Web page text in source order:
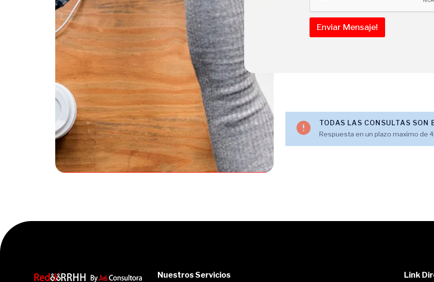
o
m
r
e
Enviar Mensaje!
TODAS LAS CONSULTAS SON
Respuesta en un plazo maximo de
Nuestros Servicios Link